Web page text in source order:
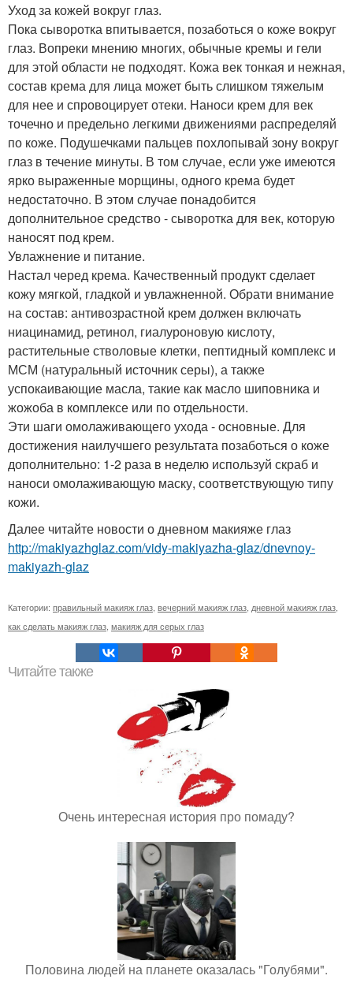
Уход за кожей вокруг глаз.
Пока сыворотка впитывается, позаботься о коже вокруг
глаз. Вопреки мнению многих, обычные кремы и гели
для этой области не подходят. Кожа век тонкая и нежная,
состав крема для лица может быть слишком тяжелым
для нее и спровоцирует отеки. Наноси крем для век
точечно и предельно легкими движениями распределяй
по коже. Подушечками пальцев похлопывай зону вокруг
глаз в течение минуты. В том случае, если уже имеются
ярко выраженные морщины, одного крема будет
недостаточно. В этом случае понадобится
дополнительное средство - сыворотка для век, которую
наносят под крем.
Увлажнение и питание.
Настал черед крема. Качественный продукт сделает
кожу мягкой, гладкой и увлажненной. Обрати внимание
на состав: антивозрастной крем должен включать
ниацинамид, ретинол, гиалуроновую кислоту,
растительные стволовые клетки, пептидный комплекс и
МСМ (натуральный источник серы), а также
успокаивающие масла, такие как масло шиповника и
жожоба в комплексе или по отдельности.
Эти шаги омолаживающего ухода - основные. Для
достижения наилучшего результата позаботься о коже
дополнительно: 1-2 раза в неделю используй скраб и
наноси омолаживающую маску, соответствующую типу
кожи.
Далее читайте новости о дневном макияже глаз
http://makiyazhglaz.com/vidy-makiyazha-glaz/dnevnoy-
makiyazh-glaz
Категории: правильный макияж глаз вечерний макияж глаз дневной макияж глаз
как сделать макияж глаз макияж для серых глаз
Читайте также
Очень интересная история про помаду?
Половина людей на планете оказалась "Голубями".